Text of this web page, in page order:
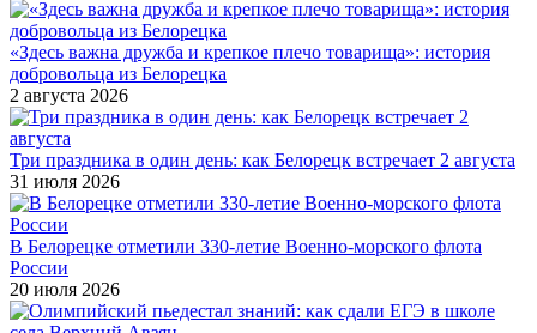
«Здесь важна дружба и крепкое плечо товарища»: история
добровольца из Белорецка
2 августа 2026
Три праздника в один день: как Белорецк встречает 2 августа
31 июля 2026
В Белорецке отметили 330-летие Военно-морского флота
России
20 июля 2026